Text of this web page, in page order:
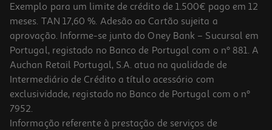
Exemplo para um limite de crédito de 1.500€ pago em 12
meses. TAN 17,60 %. Adesão ao Cartão sujeita a
aprovação. Informe-se junto do Oney Bank – Sucursal em
Portugal, registado no Banco de Portugal com o nº 881. A
Auchan Retail Portugal, S.A. atua na qualidade de
Intermediário de Crédito a título acessório com
exclusividade, registado no Banco de Portugal com o nº
7952.
Informação referente à prestação de serviços de